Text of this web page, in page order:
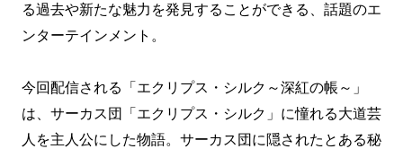
る過去や新たな魅力を発見することができる、話題のエ
ンターテインメント。
今回配信される「エクリプス・シルク～深紅の帳～」
は、サーカス団「エクリプス・シルク」に憧れる大道芸
人を主人公にした物語。サーカス団に隠されたとある秘